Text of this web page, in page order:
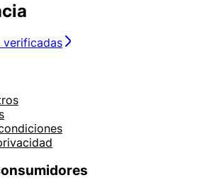
verificadas